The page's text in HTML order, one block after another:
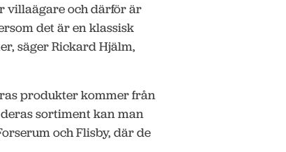
villaägare och därför är
det är en klassisk
säger Rickard Hjälm,
produkter kommer från
sortiment kan man
och Flisby, där de